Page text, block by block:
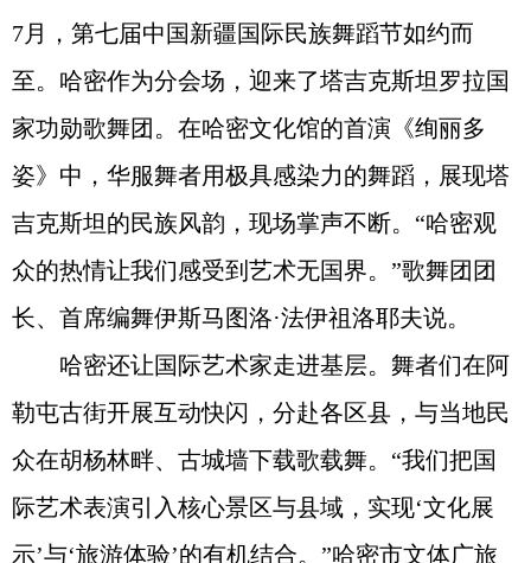
7月，第七届中国新疆国际民族舞蹈节如约而
至。哈密作为分会场，迎来了塔吉克斯坦罗拉国
家功勋歌舞团。在哈密文化馆的首演《绚丽多
姿》中，华服舞者用极具感染力的舞蹈，展现塔
吉克斯坦的民族风韵，现场掌声不断。“哈密观
众的热情让我们感受到艺术无国界。”歌舞团团
长、首席编舞伊斯马图洛·法伊祖洛耶夫说。
哈密还让国际艺术家走进基层。舞者们在阿
勒屯古街开展互动快闪，分赴各区县，与当地民
众在胡杨林畔、古城墙下载歌载舞。“我们把国
际艺术表演引入核心景区与县域，实现‘文化展
示’与‘旅游体验’的有机结合。”哈密市文体广旅